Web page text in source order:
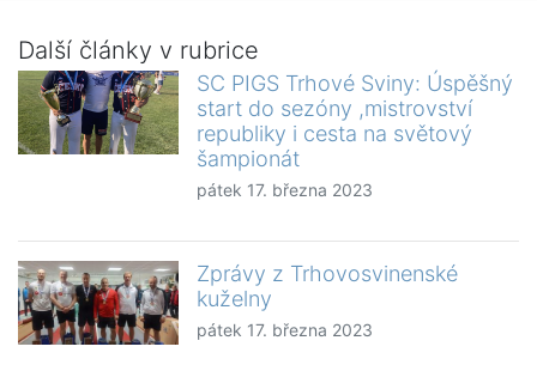
Další články v rubrice
SC PIGS Trhové Sviny: Úspěšný
start do sezóny ,mistrovství
republiky i cesta na světový
šampionát
pátek 17. března 2023
Zprávy z Trhovosvinenské
kuželny
pátek 17. března 2023